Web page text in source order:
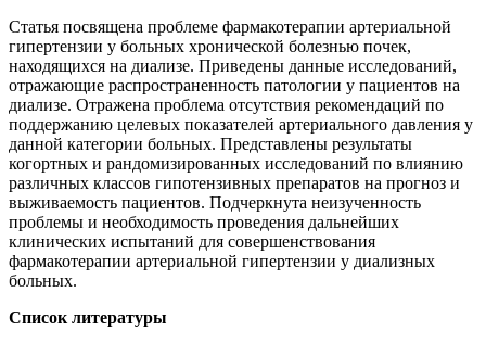
Статья посвящена проблеме фармакотерапии артериальной
гипертензии у больных хронической болезнью почек,
находящихся на диализе. Приведены данные исследований,
отражающие распространенность патологии у пациентов на
диализе. Отражена проблема отсутствия рекомендаций по
поддержанию целевых показателей артериального давления у
данной категории больных. Представлены результаты
когортных и рандомизированных исследований по влиянию
различных классов гипотензивных препаратов на прогноз и
выживаемость пациентов. Подчеркнута неизученность
проблемы и необходимость проведения дальнейших
клинических испытаний для совершенствования
фармакотерапии артериальной гипертензии у диализных
больных.
Список литературы